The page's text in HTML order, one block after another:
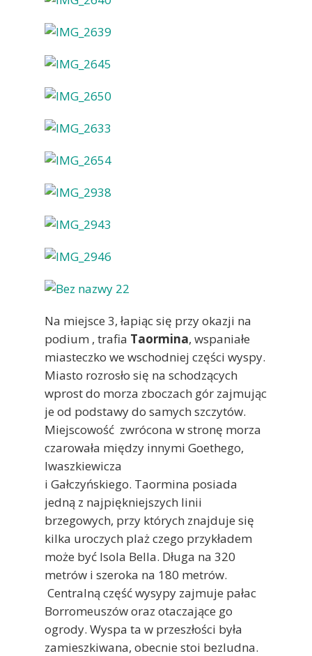
Na miejsce 3, łapiąc się przy okazji na
podium , trafia Taormina, wspaniałe
miasteczko we wschodniej części wyspy.
Miasto rozrosło się na schodzących
wprost do morza zboczach gór zajmując
je od podstawy do samych szczytów.
Miejscowość zwrócona w stronę morza
czarowała między innymi Goethego,
Iwaszkiewicza
i Gałczyńskiego. Taormina posiada
jedną z najpiękniejszych linii
brzegowych, przy których znajduje się
kilka uroczych plaż czego przykładem
może być Isola Bella. Długa na 320
metrów i szeroka na 180 metrów.
Centralną część wysypy zajmuje pałac
Borromeuszów oraz otaczające go
ogrody. Wyspa ta w przeszłości była
zamieszkiwana, obecnie stoi bezludna.